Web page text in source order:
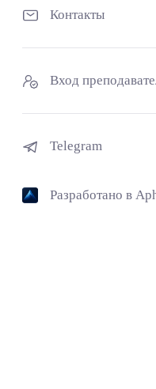
Контакты
Вход
Telegram
Разработано в